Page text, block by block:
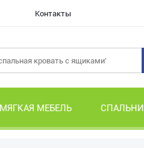
Контакты
МЯГКАЯ МЕБЕЛЬ СПАЛЬНИ